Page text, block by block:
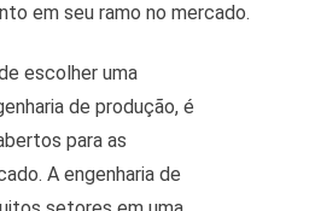
em seu ramo no mercado.
escolher uma
de produção, é
para as
A engenharia de